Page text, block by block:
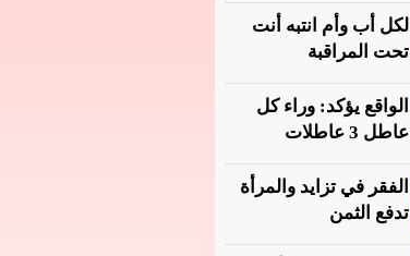
لكل أب وأم انتبه أنت
تحت المراقبة
الواقع يؤكد: وراء كل
عاطل 3 عاطلات
الفقر في تزايد والمرأة
تدفع الثمن